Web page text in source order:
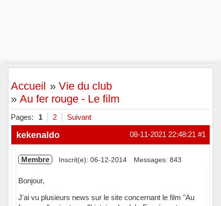
Accueil »Vie du club
» Au fer rouge - Le film
Pages: 1 2 Suivant
#1
08-11-2021 22:48:21
kekenaldo
Membre Inscrit(e): 06-12-2014 Messages: 843
Bonjour,
J'ai vu plusieurs news sur le site concernant le film "Au